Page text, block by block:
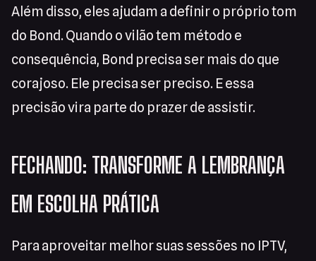
Além disso, eles ajudam a definir o próprio tom
do Bond. Quando o vilão tem método e
consequência, Bond precisa ser mais do que
corajoso. Ele precisa ser preciso. E essa
precisão vira parte do prazer de assistir.
FECHANDO: TRANSFORME A LEMBRANÇA
EM ESCOLHA PRÁTICA
Para aproveitar melhor suas sessões no IPTV,